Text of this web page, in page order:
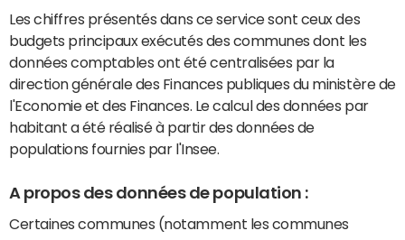
Les chiffres présentés dans ce service sont ceux des
budgets principaux exécutés des communes dont les
données comptables ont été centralisées par la
direction générale des Finances publiques du ministère de
l'Economie et des Finances. Le calcul des données par
habitant a été réalisé à partir des données de
populations fournies par l'Insee.
A propos des données de population :
Certaines communes (notamment les communes